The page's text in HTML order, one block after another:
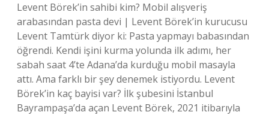
Levent Börek’in sahibi kim? Mobil alışveriş
arabasından pasta devi | Levent Börek’in kurucusu
Levent Tamtürk diyor ki: Pasta yapmayı babasından
öğrendi. Kendi işini kurma yolunda ilk adımı, her
sabah saat 4’te Adana’da kurduğu mobil masayla
attı. Ama farklı bir şey denemek istiyordu. Levent
Börek’in kaç bayisi var? İlk şubesini İstanbul
Bayrampaşa’da açan Levent Börek, 2021 itibarıyla